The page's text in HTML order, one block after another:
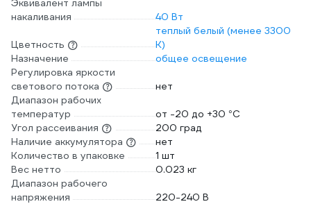
Эквивалент лампы
накаливания
40 Вт
Цветность
теплый белый (менее 3300
К)
Назначение
общее освещение
Регулировка яркости
светового потока
нет
Диапазон рабочих
температур
от -20 до +30 °С
Угол рассеивания
200 град
Наличие аккумулятора
нет
Количество в упаковке
1 шт
Вес нетто
0.023 кг
Диапазон рабочего
напряжения
220-240 В